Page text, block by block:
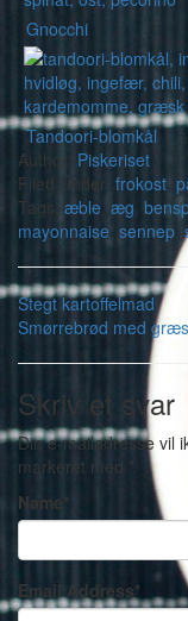
Gnocchi
Tandoori-blomkål
Author: Piskeriset
Filed Under: frokost
Tags: æble æg,
mayonnaise sennep
Stegt kartoffelmad
Smørrebrød med
Skriv et svar
Din e-mailadresse vil
markeret med *
Name *
Email Address*